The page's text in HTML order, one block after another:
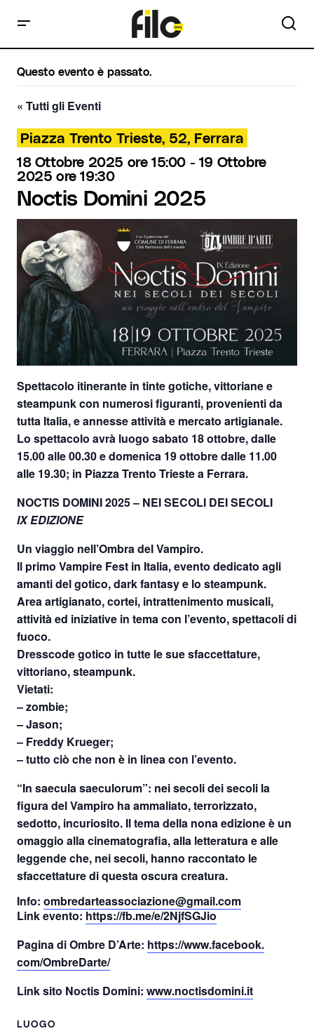
Questo evento è passato.
« Tutti gli Eventi
Piazza Trento Trieste, 52, Ferrara
18 Ottobre 2025 ore 15:00 - 19 Ottobre
2025 ore 19:30
Noctis Domini 2025
Spettacolo itinerante in tinte gotiche, vittoriane e
steampunkcon numerosi figuranti, provenienti da
tutta Italia, e annesse attività e mercato artigianale.
Lo spettacolo avrà luogo sabato 18 ottobre, dalle
15.00 alle 00.30 e domenica 19 ottobre dalle 11.00
alle 19.30; in Piazza Trento Trieste a Ferrara.
NOCTIS DOMINI 2025 – NEI SECOLI DEI SECOLI
IX EDIZIONE
Un viaggio nell’Ombra del Vampiro.
Il primo Vampire Fest in Italia, evento dedicato agli
amanti del gotico, dark fantasy e lo steampunk.
Area artigianato, cortei, intrattenimento musicali,
attività ed iniziative in tema con l’evento, spettacoli di
fuoco.
Dresscode gotico in tutte le sue sfaccettature,
vittoriano, steampunk.
Vietati:
– zombie;
– Jason;
– Freddy Krueger;
– tutto ciò che non è in linea con l’evento.
“In saecula saeculorum”: nei secoli dei secoli la
figura del Vampiro ha ammaliato, terrorizzato,
sedotto, incuriosito. Il tema della nona edizione è un
omaggio alla cinematografia, alla letteratura e alle
leggende che, nei secoli, hanno raccontato le
sfaccettature di questa oscura creatura.
Info: ombredarteassociazione@gmail.com
Link evento: https://fb.me/e/2NjfSGJio
Pagina di Ombre D’Arte: https://www.facebook.
com/OmbreDarte/
Link sito Noctis Domini: www.noctisdomini.it
LUOGO